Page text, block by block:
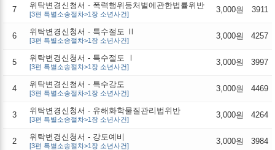
7 위탁변경신청서 - 폭력행위등처벌에관한법률위반
[3편 특별소송절차>1장 소년사건] 3,000원 3911
6 위탁변경신청서 - 특수절도 Ⅱ
[3편 특별소송절차>1장 소년사건] 3,000원 4257
5 위탁변경신청서 - 특수절도 Ⅰ
[3편 특별소송절차>1장 소년사건] 3,000원 3997
4 위탁변경신청서 - 특수강도
[3편 특별소송절차>1장 소년사건] 3,000원 4469
3 위탁변경신청서 - 유해화학물질관리법위반
[3편 특별소송절차>1장 소년사건] 3,000원 4264
2 위탁변경신청서 - 강도예비
[3편 특별소송절차>1장 소년사건] 3,000원 3984